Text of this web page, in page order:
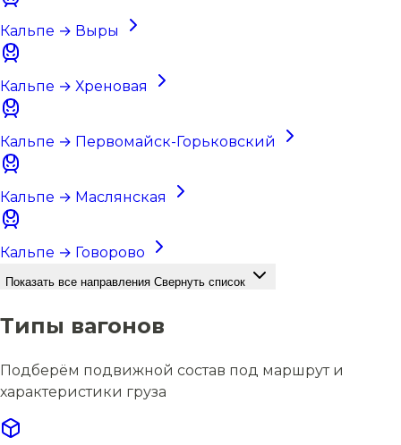
Кальпе → Выры
Кальпе → Хреновая
Кальпе → Первомайск-Горьковский
Кальпе → Маслянская
Кальпе → Говорово
Показать все направления Свернуть список
Типы вагонов
Подберём подвижной состав под маршрут и
характеристики груза